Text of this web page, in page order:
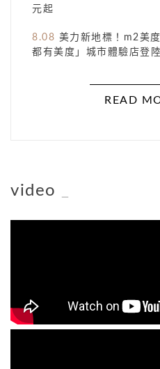
元起
8.08 美力新地標！m2美
都有美度」城市體驗店登
READ
video